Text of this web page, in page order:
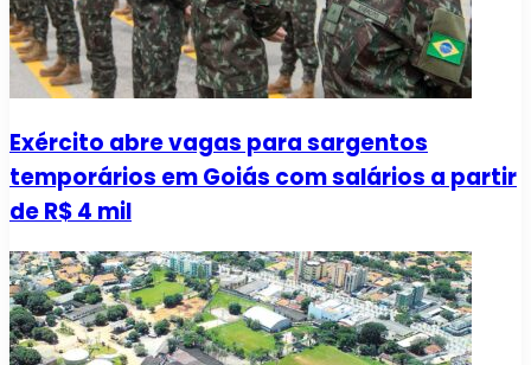
Exército abre vagas para sargentos
temporários em Goiás com salários a partir
de R$ 4 mil